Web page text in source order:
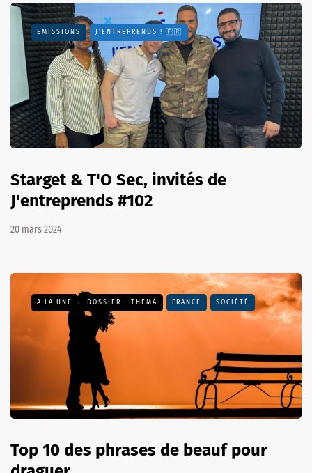
EMISSIONS J'ENTREPRENDS ! 🇫🇷
Starget & T'O Sec, invités de
J'entreprends #102
20 mars 2024
A LA UNE DOSSIER - THEMA FRANCE SOCIÉTÉ
Top 10 des phrases de beauf pour